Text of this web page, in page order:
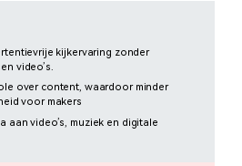
kijkervaring zonder
video’s.
over content, waardoor minder
voor makers
aan video’s, muziek en digitale